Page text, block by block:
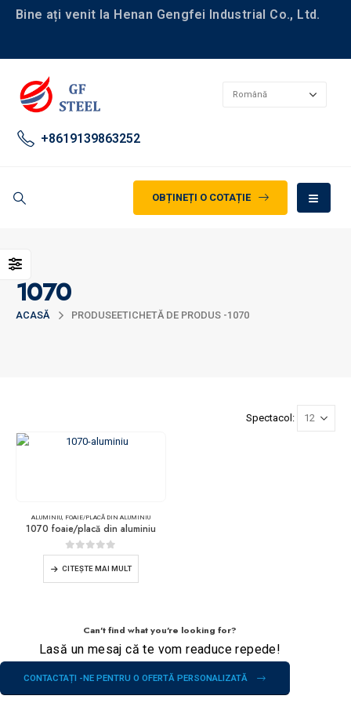
Bine ați venit la Henan Gengfei Industrial Co., Ltd.
+8619139863252
OBȚINEȚI O COTAȚIE
1070
ACASĂ PRODUSEETICHETĂ DE PRODUS -1070
Spectacol:
ALUMINIU, FOAIE/PLACĂ DIN ALUMINIU
1070 foaie/placă din aluminiu
0din 5
CITEŞTE MAI MULT
Can't find what you're looking for?
Lasă un mesaj că te vom readuce repede!
CONTACTAȚI -NE PENTRU O OFERTĂ PERSONALIZATĂ